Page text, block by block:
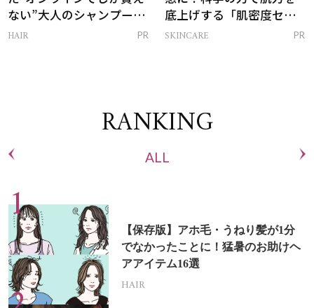
ない”大人のシャンプー＆
トリートメントって？
HAIR PR
底上げする「肌密度セラ
ム」
SKINCARE PR
RANKING
ALL
【保存版】アホ毛・うねり髪が1分
でなかったことに！猛暑のお助けヘ
アアイテム16選
HAIR